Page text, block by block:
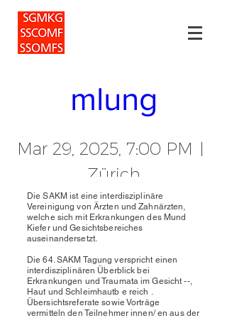
Jahresversam
mlung
Mar 29, 2025, 7:00 PM
Zürich
Details
Die SAKM ist eine interdisziplinäre
Vereinigung von Ärzten und Zahnärzten,
welche sich mit Erkrankungen des Mund
Kiefer und Gesichtsbereiches
auseinandersetzt.
Die 64. SAKM Tagung verspricht einen
interdisziplinären Überblick bei
Erkrankungen und Traumata im Gesicht --,
Haut und Schleimhautb e reich .
Übersichtsreferate sowieVorträge
vermitteln den Teilnehmer innen/ en aus der